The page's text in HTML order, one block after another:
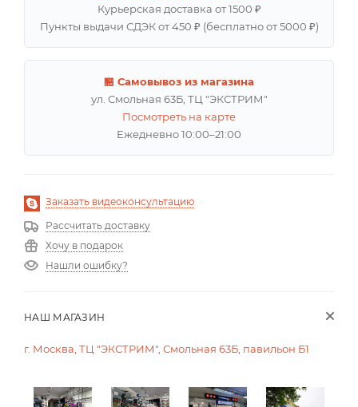
Курьерская доставка от 1500 ₽
Пункты выдачи СДЭК от 450 ₽ (бесплатно от 5000 ₽)
🏪 Самовывоз из магазина
ул. Смольная 63Б, ТЦ "ЭКСТРИМ"
Посмотреть на карте
Ежедневно 10:00–21:00
Заказать видеоконсультацию
Рассчитать доставку
Хочу в подарок
Нашли ошибку?
НАШ МАГАЗИН
г. Москва, ТЦ "ЭКСТРИМ", Смольная 63Б, павильон Б1